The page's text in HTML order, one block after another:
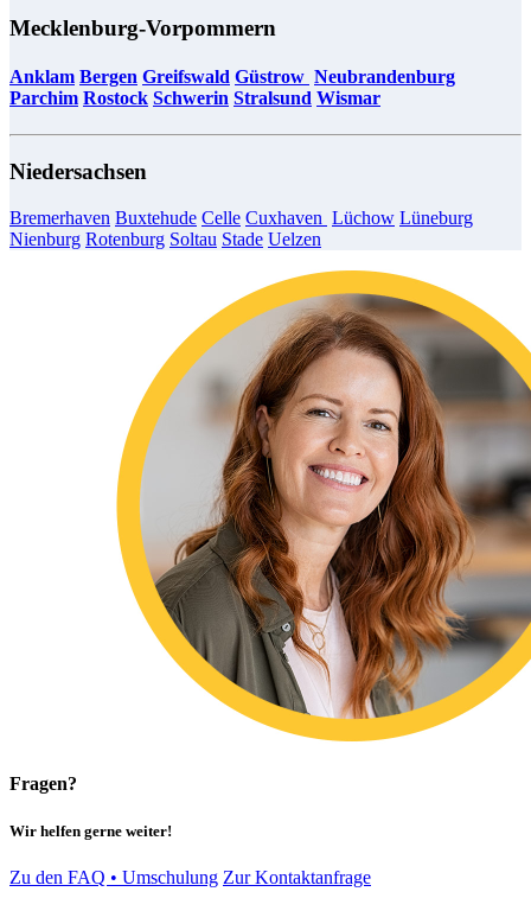
Mecklenburg-Vorpommern
Anklam Bergen Greifswald Güstrow Neubrandenburg
Parchim Rostock Schwerin Stralsund Wismar
Niedersachsen
Bremerhaven Buxtehude Celle Cuxhaven Lüchow Lüneburg
Nienburg Rotenburg Soltau Stade Uelzen
Fragen?
Wir helfen gerne weiter!
Zu den FAQ • Umschulung Zur Kontaktanfrage